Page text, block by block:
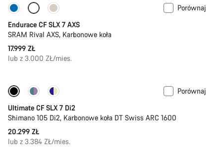
Porównaj
Endurace CF SLX 7 AXS
SRAM Rival AXS, Karbonowe koła
17.999 ZŁ
lub z 3.000 ZŁ/mies.
Porównaj
Ultimate CF SLX 7 Di2
Shimano 105 Di2, Karbonowe koła DT Swiss ARC 1600
20.299 ZŁ
lub z 3.384 ZŁ/mies.